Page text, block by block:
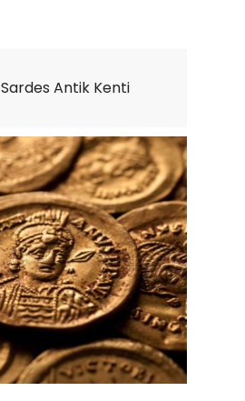
Sardes Antik Kenti